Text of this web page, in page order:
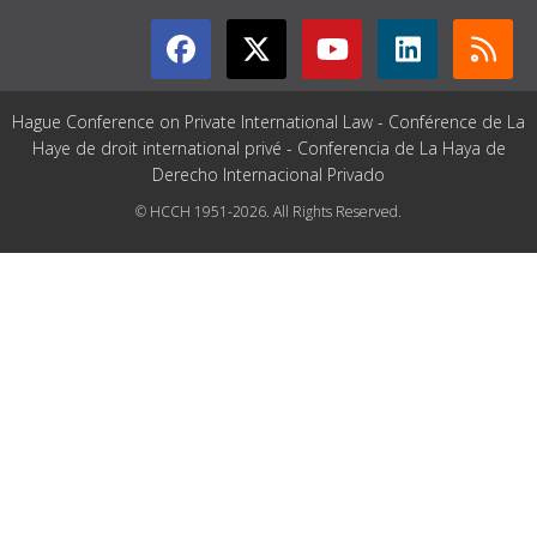
Hague Conference on Private International Law - Conférence de La
Haye de droit international privé - Conferencia de La Haya de
Derecho Internacional Privado
© HCCH 1951-2026. All Rights Reserved.